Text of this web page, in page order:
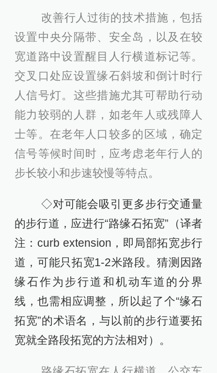
改善行人过街的技术措施，包括
设置中央分隔带、安全岛，以及在较
宽道路中设置醒目人行横道标记等。
交叉口处应设置缘石斜坡和倒计时行
人信号灯。这些措施尤其可帮助行动
能力较弱的人群，如老年人或残障人
士等。在老年人口较多的区域，确定
信号等候时间时，应考虑老年行人的
步长较小和步速较慢等特点。
◇对可能会吸引更多步行交通量
的步行道，应进行“路缘石拓宽”（译者
注：curb extension，即局部拓宽步行
道，可能只拓宽1-2米路段。猜测因路
缘石作为步行道和机动车道的分界
线，也需相应调整，所以起了个“缘石
拓宽”的术语名，与以前的步行道要拓
宽就全路段拓宽的方法相对）。